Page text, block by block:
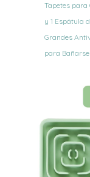
Tapetes para
y 1 Espátula
Grandes
para